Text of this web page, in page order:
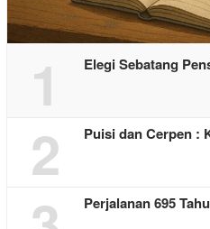
1 Elegi Sebatang
2 Puisi dan Cerpen :
Perjalanan 695